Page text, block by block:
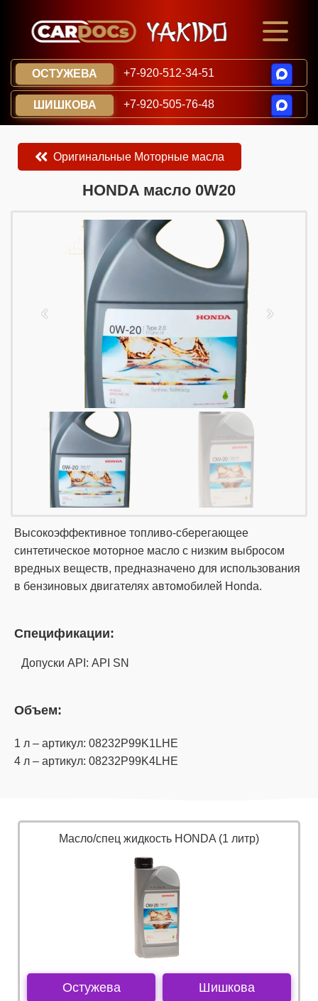
ОСТУЖЕВА +7-920-512-34-51
ШИШКОВА +7-920-505-76-48
Оригинальные Моторные масла
​​​​HONDA масло 0W20
Высокоэффективное топливо-сберегающее
синтетическое моторное масло c низким выбросом
вредных веществ, предназначено для использования
в бензиновых двигателях автомобилей Honda.
Спецификации:
Допуски API: API SN
Объем:
1 л – артикул: 08232P99K1LHE
4 л – артикул: 08232P99K4LHE
Масло/спец жидкость HONDA (1 литр)
Остужева Шишкова